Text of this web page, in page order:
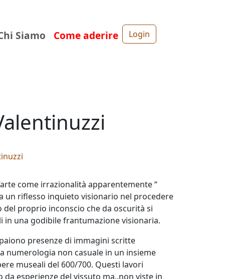
Siamo Come aderire Login
come irrazionalità apparentemente “
un riflesso inquieto visionario nel procedere
proprio inconscio che da oscurità si
in una godibile frantumazione visionaria.
presenze di immagini scritte
numerologia non casuale in un insieme
museali del 600/700. Questi lavori
esperienze del vissuto ma..non viste in